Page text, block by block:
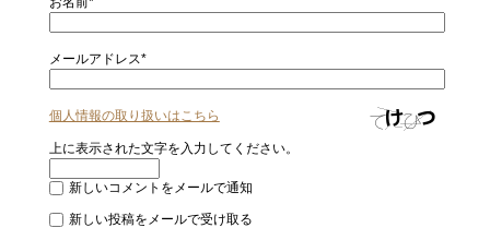
メールアドレス*
個人情報の取り扱いはこちら
上に表示された文字を入力してください。
新しいコメントをメールで通知
新しい投稿をメールで受け取る